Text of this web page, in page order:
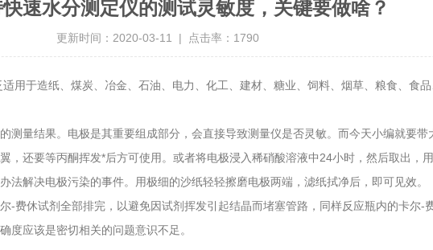
速水分测定仪的测试灵敏度，关键要做啥？
更新时间：2020-03-11 | 点击率：1790
用于造纸、煤炭、冶金、石油、电力、化工、建材、糖业、饲料、烟草、粮食、食
结果。电极是其重要组成部分，会直接导致测量仪是否灵敏。而今天小编就要带
还要等丙酮挥发*后方可使用。或者将电极浸入稀硝酸溶液中24小时，然后取出，
解决电极污染的事件。用极细的沙纸轻轻擦磨电极两端，滤纸拭净后，即可见效。
-费休试剂全部排完，以避免因试剂挥发引起结晶而堵塞管路，同样反应瓶内的卡尔
度应该是密切相关的问题意识不足。